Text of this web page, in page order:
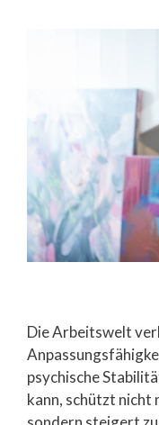
Die Arbeitswelt
psychische
kann, schützt nicht